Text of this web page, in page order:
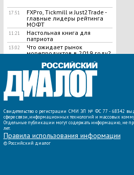
17:51
FXPro, Tickmill и Just2Trade -
главные лидеры рейтинга
МОФТ
11:21
Настольная книга для
патриота
13:02
Что ожидает рынок
морепродуктов в 2019 году?
ВСЕ НОВОСТИ »
Свидетельство о регистрации СМИ ЭЛ № ФС 77 - 68342
сфере связи, информационных технологий и массовых
Отдельные публикации могут содержать информацию, не
лет.
Правила использования информации
© Российский диалог